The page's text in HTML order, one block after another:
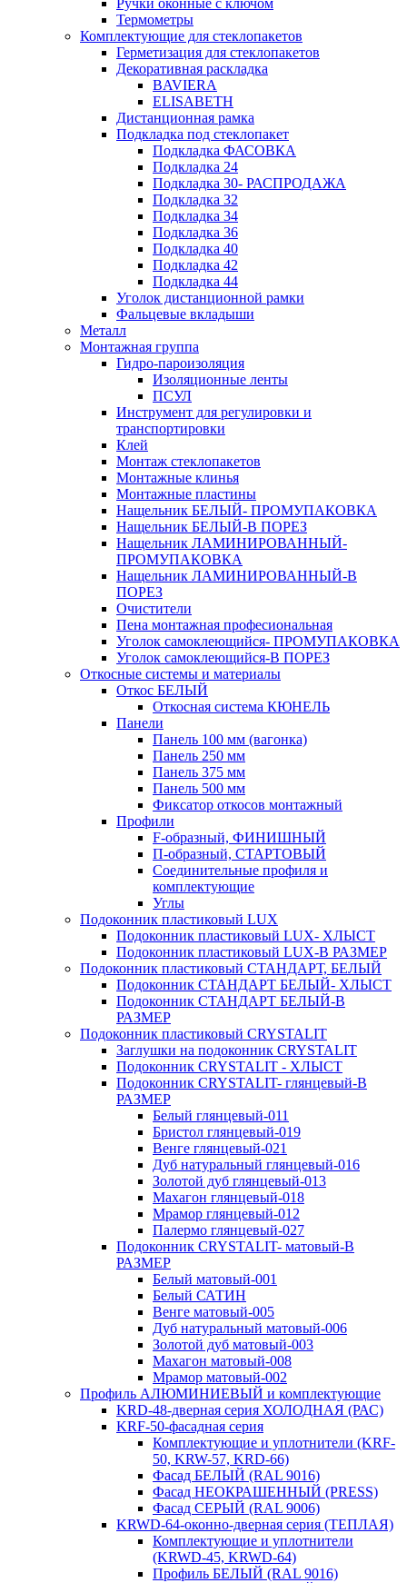
Термометры
Комплектующие для стеклопакетов
Герметизация для стеклопакетов
Декоративная раскладка
BAVIERA
ELISABETH
Дистанционная рамка
Подкладка под стеклопакет
Подкладка ФАСОВКА
Подкладка 24
Подкладка 30- РАСПРОДАЖА
Подкладка 32
Подкладка 34
Подкладка 36
Подкладка 40
Подкладка 42
Подкладка 44
Уголок дистанционной рамки
Фальцевые вкладыши
Металл
Монтажная группа
Гидро-пароизоляция
Изоляционные ленты
ПСУЛ
Инструмент для регулировки и
транспортировки
Клей
Монтаж стеклопакетов
Монтажные клинья
Монтажные пластины
Нащельник БЕЛЫЙ- ПРОМУПАКОВКА
Нащельник БЕЛЫЙ-В ПОРЕЗ
Нащельник ЛАМИНИРОВАННЫЙ-
ПРОМУПАКОВКА
Нащельник ЛАМИНИРОВАННЫЙ-В
ПОРЕЗ
Очистители
Пена монтажная професиональная
Уголок самоклеющийся- ПРОМУПАКОВКА
Уголок самоклеющийся-В ПОРЕЗ
Откосные системы и материалы
Откос БЕЛЫЙ
Откосная система КЮНЕЛЬ
Панели
Панель 100 мм (вагонка)
Панель 250 мм
Панель 375 мм
Панель 500 мм
Фиксатор откосов монтажный
Профили
F-образный, ФИНИШНЫЙ
П-образный, СТАРТОВЫЙ
Соединительные профиля и
комплектующие
Углы
Подоконник пластиковый LUX
Подоконник пластиковый LUX- ХЛЫСТ
Подоконник пластиковый LUX-В РАЗМЕР
Подоконник пластиковый СТАНДАРТ, БЕЛЫЙ
Подоконник СТАНДАРТ БЕЛЫЙ- ХЛЫСТ
Подоконник СТАНДАРТ БЕЛЫЙ-В
РАЗМЕР
Подоконник пластиковый CRYSTALIT
Заглушки на подоконник CRYSTALIT
Подоконник CRYSTALIT - ХЛЫСТ
Подоконник CRYSTALIT- глянцевый-В
РАЗМЕР
Белый глянцевый-011
Бристол глянцевый-019
Венге глянцевый-021
Дуб натуральный глянцевый-016
Золотой дуб глянцевый-013
Махагон глянцевый-018
Мрамор глянцевый-012
Палермо глянцевый-027
Подоконник CRYSTALIT- матовый-В
РАЗМЕР
Белый матовый-001
Белый САТИН
Венге матовый-005
Дуб натуральный матовый-006
Золотой дуб матовый-003
Махагон матовый-008
Мрамор матовый-002
Профиль АЛЮМИНИЕВЫЙ и комплектующие
KRD-48-дверная серия ХОЛОДНАЯ (РАС)
KRF-50-фасадная серия
Комплектующие и уплотнители (KRF-
50, KRW-57, KRD-66)
Фасад БЕЛЫЙ (RAL 9016)
Фасад НЕОКРАШЕННЫЙ (PRESS)
Фасад СЕРЫЙ (RAL 9006)
KRWD-64-оконно-дверная серия (ТЕПЛАЯ)
Комплектующие и уплотнители
(KRWD-45, KRWD-64)
Профиль БЕЛЫЙ (RAL 9016)